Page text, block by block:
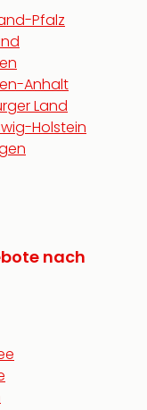
Pfalz
Anhalt
Land
Holstein
nach